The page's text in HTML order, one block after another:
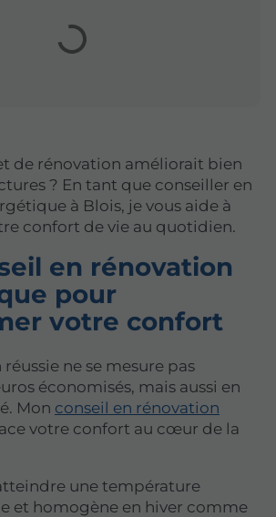
de rénovation améliorait bien
? En tant que conseiller en
à Blois, je vous aide à
confort de vie au quotidien.
en rénovation
pour
votre confort
ne se mesure pas
économisés, mais aussi en
Mon conseil en rénovation
votre confort au cœur de la
une température
et homogène en hiver comme